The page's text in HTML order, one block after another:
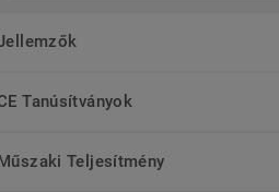
Tanúsítványok
Teljesítmény